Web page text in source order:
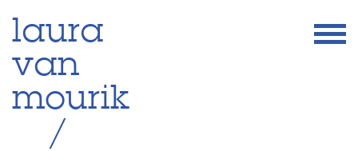
Skip
to
content
laura
van
mourik
/